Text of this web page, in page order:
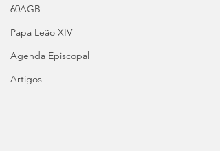
60AGB
Papa Leão XIV
Agenda Episcopal
Artigos